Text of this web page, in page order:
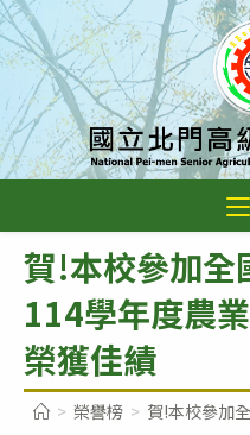
跳
轉
主
要
內
賀!本校參加全
114學年度農
榮獲佳績
> 榮譽榜 > 賀!本校參加